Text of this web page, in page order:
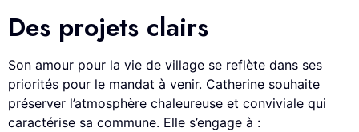
Des projets clairs
Son amour pour la vie de village se reflète dans ses
priorités pour le mandat à venir. Catherine souhaite
préserver l’atmosphère chaleureuse et conviviale qui
caractérise sa commune. Elle s’engage à :